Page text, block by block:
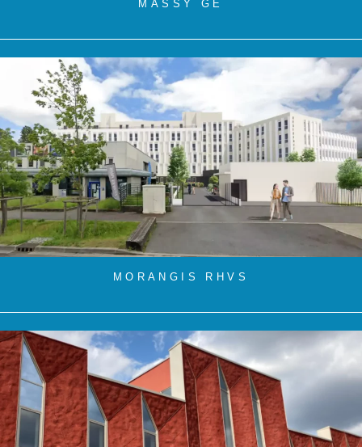
MASSY GE
MORANGIS RHVS